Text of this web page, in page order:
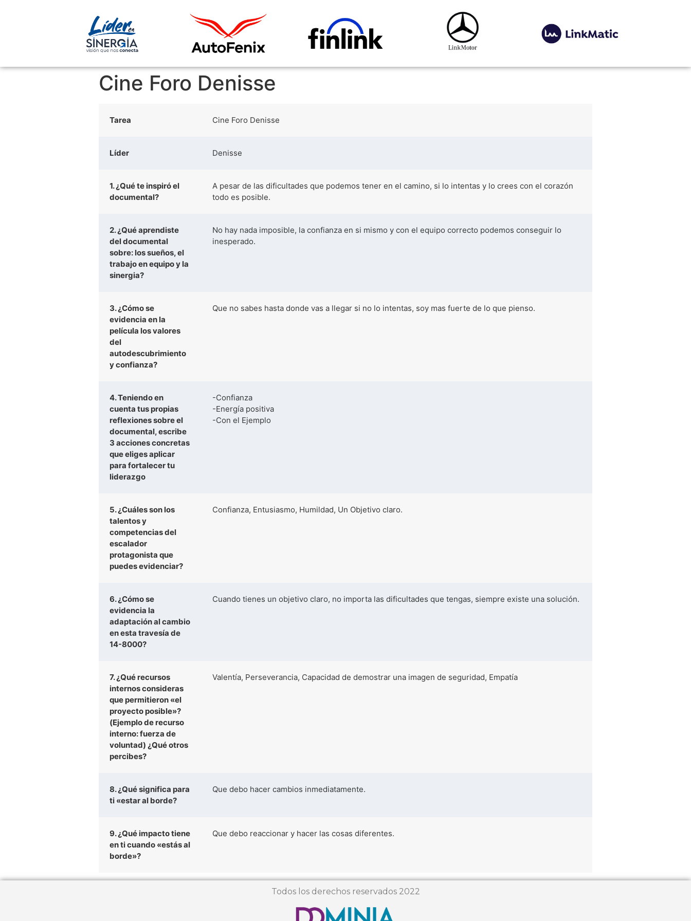
Cine Foro Denisse
Tarea Cine Foro Denisse
Líder Denisse
1. ¿Qué te inspiró el
documental?
A pesar de las dificultades que podemos tener en el camino, si lo intentas y lo crees con el corazón
todo es posible.
2. ¿Qué aprendiste
del documental
sobre: los sueños, el
trabajo en equipo y la
sinergia?
No hay nada imposible, la confianza en si mismo y con el equipo correcto podemos conseguir lo
inesperado.
3. ¿Cómo se
evidencia en la
película los valores
del
autodescubrimiento
y confianza?
Que no sabes hasta donde vas a llegar si no lo intentas, soy mas fuerte de lo que pienso.
4. Teniendo en
cuenta tus propias
reflexiones sobre el
documental, escribe
3 acciones concretas
que eliges aplicar
para fortalecer tu
liderazgo
-Confianza
-Energía positiva
-Con el Ejemplo
5. ¿Cuáles son los
talentos y
competencias del
escalador
protagonista que
puedes evidenciar?
Confianza, Entusiasmo, Humildad, Un Objetivo claro.
6. ¿Cómo se
evidencia la
adaptación al cambio
en esta travesía de
14-8000?
Cuando tienes un objetivo claro, no importa las dificultades que tengas, siempre existe una solución.
7. ¿Qué recursos
internos consideras
que permitieron «el
proyecto posible»?
(Ejemplo de recurso
interno: fuerza de
voluntad) ¿Qué otros
percibes?
Valentía, Perseverancia, Capacidad de demostrar una imagen de seguridad, Empatía
8. ¿Qué significa para
ti «estar al borde?
Que debo hacer cambios inmediatamente.
9. ¿Qué impacto tiene
en ti cuando «estás al
borde»?
Que debo reaccionar y hacer las cosas diferentes.
Todos los derechos reservados 2022